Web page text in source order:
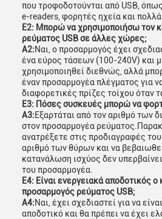
που τροφοδοτούνται από USB,
e-readers, φορητές ηχεία και πολλά
Ε2: Μπορώ να χρησιμοποιήσω τον
ρεύματος USB σε άλλες χώρες;
Α2:Ναι, ο προσαρμογός έχει
ένα εύρος τάσεων (100-240V) και
χρησιμοποιηθεί διεθνώς, αλλά
έναν προσαρμογέα πλέγματος για
διαφορετικές πρίζες τοίχου όταν
Ε3: Πόσες συσκευές μπορώ να
Α3:Εξαρτάται από τον αριθμό των
στον προσαρμογέα
ανατρέξετε στις προδιαγραφές
αριθμό των θύρων και να
κατανάλωση ισχύος δεν
του προσαρμογέα.
Ε4: Είναι ενεργειακά αποδοτικός ο
προσαρμογός ρεύματος USB;
Α4:Ναι, έχει σχεδιαστεί για να
αποδοτικό και θα πρέπει να έχει